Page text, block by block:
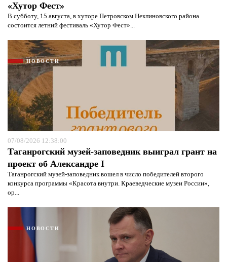
«Хутор Фест»
В субботу, 15 августа, в хуторе Петровском Неклиновского района
состоится летний фестиваль «Хутор Фест»...
НОВОСТИ
07/08/2026 12:38:00
Таганрогский музей-заповедник выиграл грант на
проект об Александре I
Таганрогский музей-заповедник вошел в число победителей второго
конкурса программы «Красота внутри. Краеведческие музеи России»,
ор...
НОВОСТИ